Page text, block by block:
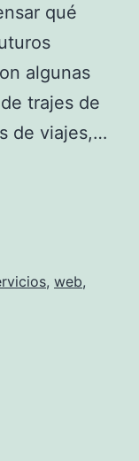
qué
algunas
trajes de
de viajes,…
, web,